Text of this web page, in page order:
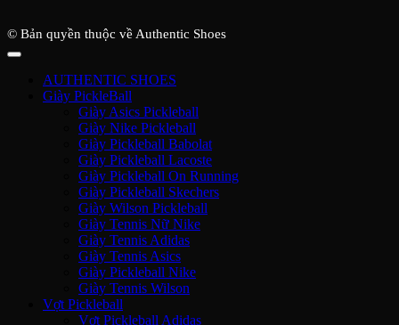
© Bản quyền thuộc về Authentic Shoes
AUTHENTIC SHOES
Giày PickleBall
Giày Asics Pickleball
Giày Nike Pickleball
Giày Pickleball Babolat
Giày Pickleball Lacoste
Giày Pickleball On Running
Giày Pickleball Skechers
Giày Wilson Pickleball
Giày Tennis Nữ Nike
Giày Tennis Adidas
Giày Tennis Asics
Giày Pickleball Nike
Giày Tennis Wilson
Vợt Pickleball
Vợt Pickleball Adidas